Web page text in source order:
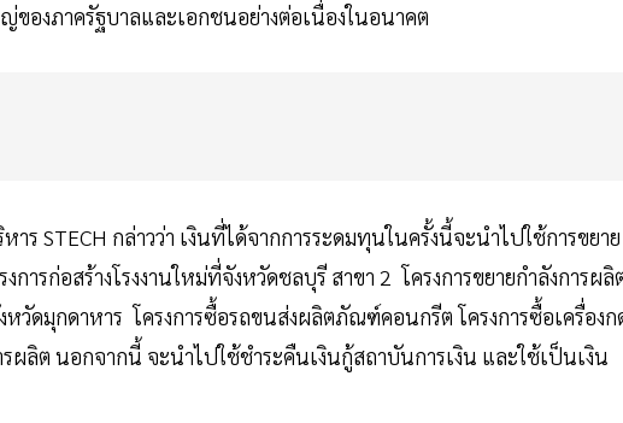
ของภาครัฐบาลและเอกชนอย่างต่อเนื่องในอนาคต
STECH กล่าวว่า เงินที่ได้จากการระดมทุนในครั้งนี้จะนำไปใช้การขยาย
รก่อสร้างโรงงานใหม่ที่จังหวัดชลบุรี สาขา 2 โครงการขยายกำลังการผลิ
หวัดมุกดาหาร โครงการซื้อรถขนส่งผลิตภัณฑ์คอนกรีต โครงการซื้อเครื่องก
ลิต นอกจากนี้ จะนำไปใช้ชำระคืนเงินกู้สถาบันการเงิน และใช้เป็นเงิน